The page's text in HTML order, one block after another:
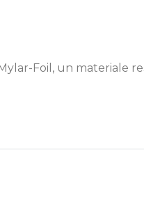
Foil, un materiale